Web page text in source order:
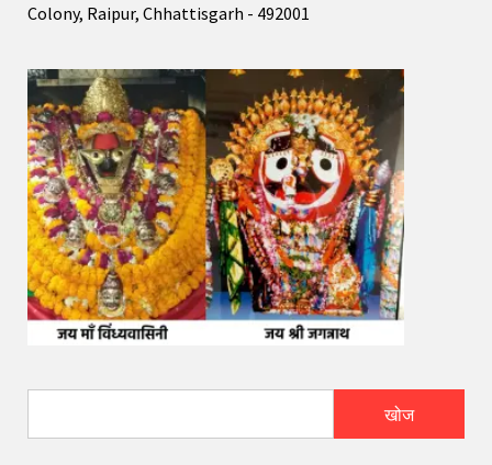
Colony, Raipur, Chhattisgarh - 492001
खोज